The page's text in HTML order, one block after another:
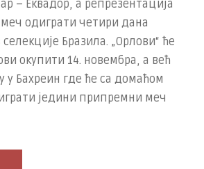
– Еквадор, а репрезентација
одиграти четири дана
Бразила. „Орлови“ ће
окупити 14. новембра, а већ
у Бахреин где ће са домаћом
једини припремни меч